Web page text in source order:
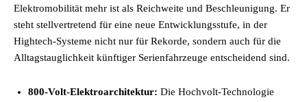
Elektromobilität mehr ist als Reichweite und Beschleunigung. Er
steht stellvertretend für eine neue Entwicklungsstufe, in der
Hightech-Systeme nicht nur für Rekorde, sondern auch für die
Alltagstauglichkeit künftiger Serienfahrzeuge entscheidend sind.
800-Volt-Elektroarchitektur: Die Hochvolt-Technologie